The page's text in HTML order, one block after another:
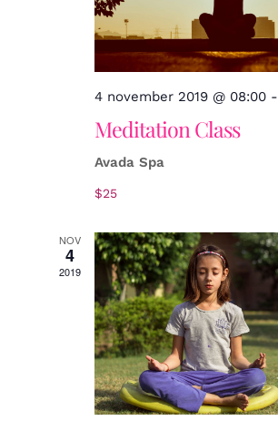
4 november 2019 @ 08:00-
Meditation Class
Avada Spa
$25
NOV
4
2019